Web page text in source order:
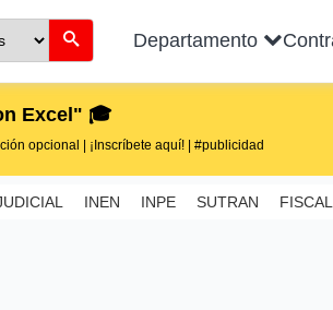
Departamento
Excel" 🎓
opcional | ¡Inscríbete aquí! | #publicidad
INEN INPE SUTRAN